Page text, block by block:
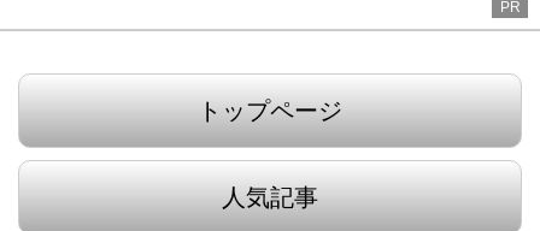
PR
トップページ
人気記事